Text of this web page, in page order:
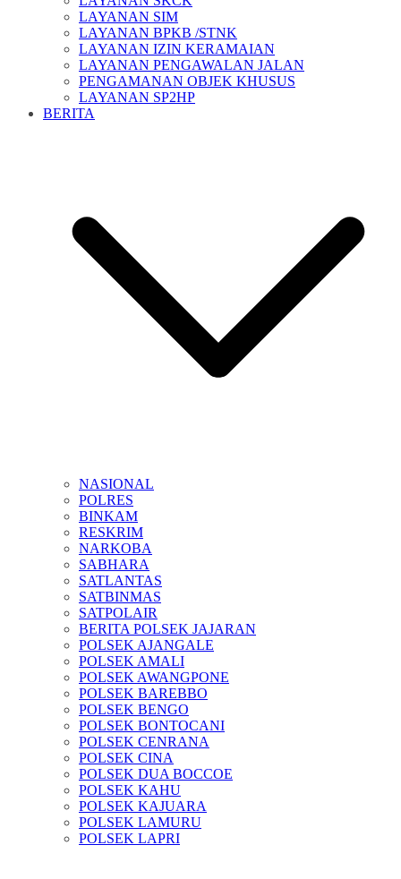
LAYANAN SIM
LAYANAN BPKB /STNK
LAYANAN IZIN KERAMAIAN
LAYANAN PENGAWALAN JALAN
PENGAMANAN OBJEK KHUSUS
LAYANAN SP2HP
BERITA
NASIONAL
POLRES
BINKAM
RESKRIM
NARKOBA
SABHARA
SATLANTAS
SATBINMAS
SATPOLAIR
BERITA POLSEK JAJARAN
POLSEK AJANGALE
POLSEK AMALI
POLSEK AWANGPONE
POLSEK BAREBBO
POLSEK BENGO
POLSEK BONTOCANI
POLSEK CENRANA
POLSEK CINA
POLSEK DUA BOCCOE
POLSEK KAHU
POLSEK KAJUARA
POLSEK LAMURU
POLSEK LAPRI